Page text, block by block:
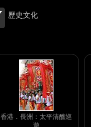
歷史文化
香港．長洲：太平清醮巡
遊